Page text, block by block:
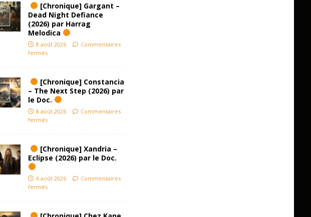
[Chronique] Gargant –
Dead Night Defiance
(2026) par Harrag
Melodica
8 août 2026
Commentaires
fermés
[Chronique] Constancia
– The Next Step (2026) par
le Doc.
8 août 2026
Commentaires
fermés
[Chronique] Xandria –
Eclipse (2026) par le Doc.
6 août 2026
Commentaires
fermés